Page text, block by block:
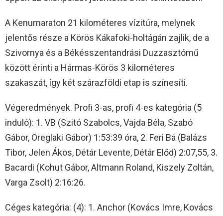
A Kenumaraton 21 kilométeres vízitúra, melynek
jelentős része a Körös Kákafoki-holtágán zajlik, de a
Szivornya és a Békésszentandrási Duzzasztómű
között érinti a Hármas-Körös 3 kilométeres
szakaszát, így két szárazföldi etap is színesíti.
Végeredmények. Profi 3-as, profi 4-es kategória (5
induló): 1. VB (Szitó Szabolcs, Vajda Béla, Szabó
Gábor, Öreglaki Gábor) 1:53:39 óra, 2. Feri Bá (Balázs
Tibor, Jelen Ákos, Détár Levente, Détár Előd) 2:07,55, 3.
Bacardi (Kohut Gábor, Altmann Roland, Kiszely Zoltán,
Varga Zsolt) 2:16:26.
Céges kategória: (4): 1. Anchor (Kovács Imre, Kovács